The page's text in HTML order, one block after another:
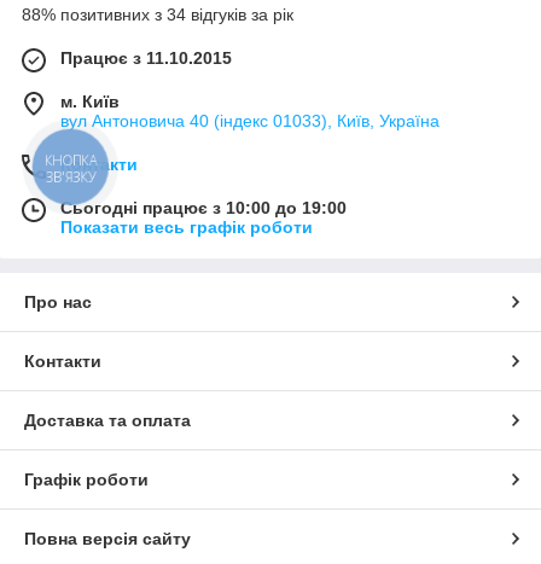
88% позитивних з 34 відгуків за рік
Працює з 11.10.2015
м. Київ
вул Антоновича 40 (індекс 01033), Київ, Україна
Контакти
Сьогодні працює з 10:00 до 19:00
Показати весь графік роботи
Про нас
Контакти
Доставка та оплата
Графік роботи
Повна версія сайту
КНОПКА
ЗВ'ЯЗКУ